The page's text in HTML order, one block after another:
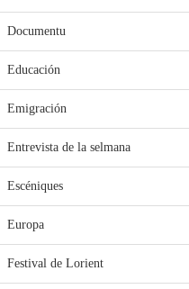
Documentu
Educación
Emigración
Entrevista de la selmana
Escéniques
Europa
Festival de Lorient